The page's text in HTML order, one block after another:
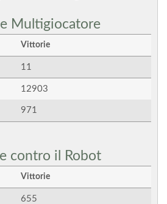
Multigiocatore
Vittorie
11
12903
971
contro il Robot
Vittorie
655